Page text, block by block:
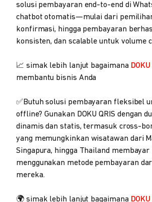
solusi pembayaran end-to-end di
chatbot otomatis—mulai dari
konfirmasi, hingga pembayaran
konsisten, dan scalable untuk volume
📈 simak lebih lanjut bagaimana
membantu bisnis Anda
✅Butuh solusi pembayaran fleksibel
offline? Gunakan DOKU QRIS dengan
dinamis dan statis, termasuk cross-
yang memungkinkan wisatawan dari
Singapura, hingga Thailand membayar
menggunakan metode pembayaran
mereka.
🌍 simak lebih lanjut bagaimana